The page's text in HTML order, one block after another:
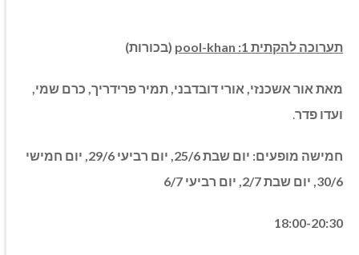
תערוכה להקתית 1: pool-khan (בכורות)
מאת אור אשכנזי, אורי דובדבני, תמיר פרידריך, כרם שמי,
ועדו פדר.
חמישה מופעים:
יום שבת 25/6, יום רביעי 29/6, יום חמישי
30/6, יום שבת 2/7, יום רביעי 6/7
18:00-20:30